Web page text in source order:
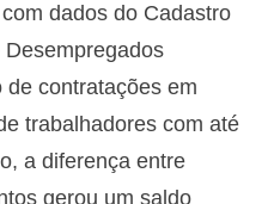
dados do Cadastro
contratações em
trabalhadores com até
a diferença entre
gerou um saldo